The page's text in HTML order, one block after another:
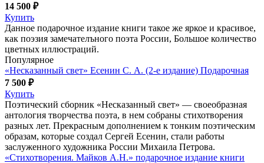
14 500 ₽
Купить
Данное подарочное издание книги такое же яркое и красивое,
как поэзия замечателъного поэта России, Большое количество
цветных иллюстраций.
Популярное
«Несказанный свет» Есенин С. А. (2-е издание) Подарочная
7 500 ₽
Купить
Поэтический сборник «Несказанный свет» — своеобразная
антология творчества поэта, в нем собраны стихотворения
разных лет. Прекрасным дополнением к тонким поэтическим
образам, которые создал Сергей Есенин, стали работы
заслуженного художника России Михаила Петрова.
«Стихотворения. Майков А.Н.» подарочное издание книги